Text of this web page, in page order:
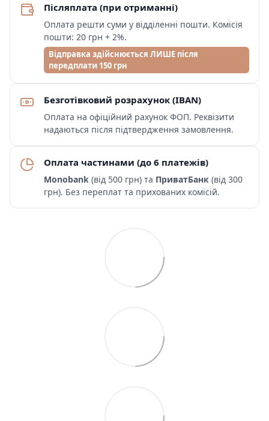
Післяплата (при отриманні)
Оплата решти суми у відділенні пошти. Комісія
пошти: 20 грн + 2%.
Відправка здійснюється ЛИШЕ після
передплати 150 грн
Безготівковий розрахунок (IBAN)
Оплата на офіційний рахунок ФОП. Реквізити
надаються після підтвердження замовлення.
Оплата частинами (до 6 платежів)
Monobank (від 500 грн) та ПриватБанк (від 300
грн). Без переплат та прихованих комісій.